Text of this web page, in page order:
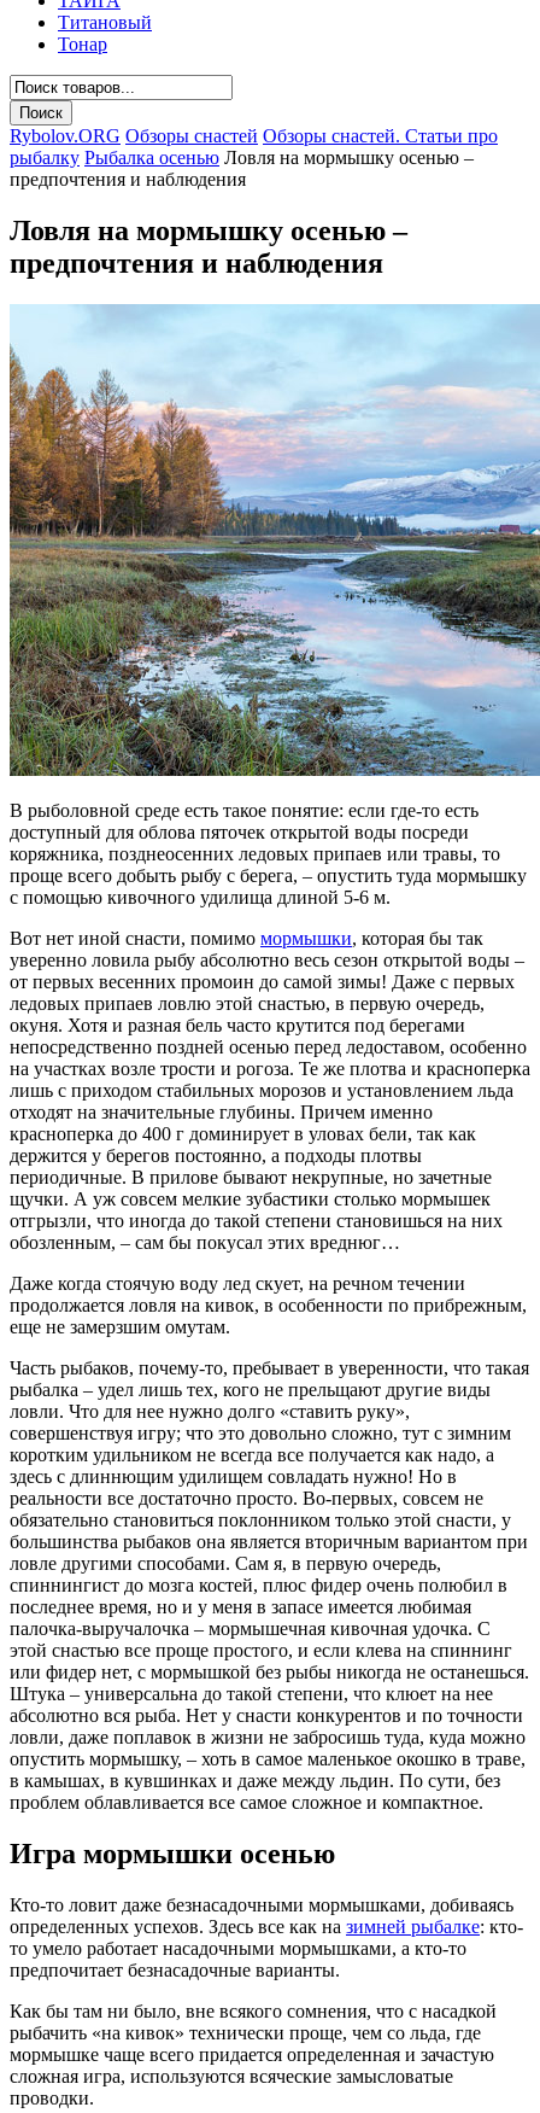
Титановый
Тонар
Rybolov.ORG Обзоры снастей Обзоры снастей. Статьи про
рыбалку Рыбалка осенью Ловля на мормышку осенью –
предпочтения и наблюдения
Ловля на мормышку осенью –
предпочтения и наблюдения
В рыболовной среде есть такое понятие: если где-то есть
доступный для облова пяточек открытой воды посреди
коряжника, позднеосенних ледовых припаев или травы, то
проще всего добыть рыбу с берега, – опустить туда мормышку
с помощью кивочного удилища длиной 5-6 м.
Вот нет иной снасти, помимо мормышки, которая бы так
уверенно ловила рыбу абсолютно весь сезон открытой воды –
от первых весенних промоин до самой зимы! Даже с первых
ледовых припаев ловлю этой снастью, в первую очередь,
окуня. Хотя и разная бель часто крутится под берегами
непосредственно поздней осенью перед ледоставом, особенно
на участках возле трости и рогоза. Те же плотва и красноперка
лишь с приходом стабильных морозов и установлением льда
отходят на значительные глубины. Причем именно
красноперка до 400 г доминирует в уловах бели, так как
держится у берегов постоянно, а подходы плотвы
периодичные. В прилове бывают некрупные, но зачетные
щучки. А уж совсем мелкие зубастики столько мормышек
отгрызли, что иногда до такой степени становишься на них
обозленным, – сам бы покусал этих вреднюг…
Даже когда стоячую воду лед скует, на речном течении
продолжается ловля на кивок, в особенности по прибрежным,
еще не замерзшим омутам.
Часть рыбаков, почему-то, пребывает в уверенности, что такая
рыбалка – удел лишь тех, кого не прельщают другие виды
ловли. Что для нее нужно долго «ставить руку»,
совершенствуя игру; что это довольно сложно, тут с зимним
коротким удильником не всегда все получается как надо, а
здесь с длиннющим удилищем совладать нужно! Но в
реальности все достаточно просто. Во-первых, совсем не
обязательно становиться поклонником только этой снасти, у
большинства рыбаков она является вторичным вариантом при
ловле другими способами. Сам я, в первую очередь,
спиннингист до мозга костей, плюс фидер очень полюбил в
последнее время, но и у меня в запасе имеется любимая
палочка-выручалочка – мормышечная кивочная удочка. С
этой снастью все проще простого, и если клева на спиннинг
или фидер нет, с мормышкой без рыбы никогда не останешься.
Штука – универсальна до такой степени, что клюет на нее
абсолютно вся рыба. Нет у снасти конкурентов и по точности
ловли, даже поплавок в жизни не забросишь туда, куда можно
опустить мормышку, – хоть в самое маленькое окошко в траве,
в камышах, в кувшинках и даже между льдин. По сути, без
проблем облавливается все самое сложное и компактное.
Игра мормышки осенью
Кто-то ловит даже безнасадочными мормышками, добиваясь
определенных успехов. Здесь все как на зимней рыбалке: кто-
то умело работает насадочными мормышками, а кто-то
предпочитает безнасадочные варианты.
Как бы там ни было, вне всякого сомнения, что с насадкой
рыбачить «на кивок» технически проще, чем со льда, где
мормышке чаще всего придается определенная и зачастую
сложная игра, используются всяческие замысловатые
проводки.